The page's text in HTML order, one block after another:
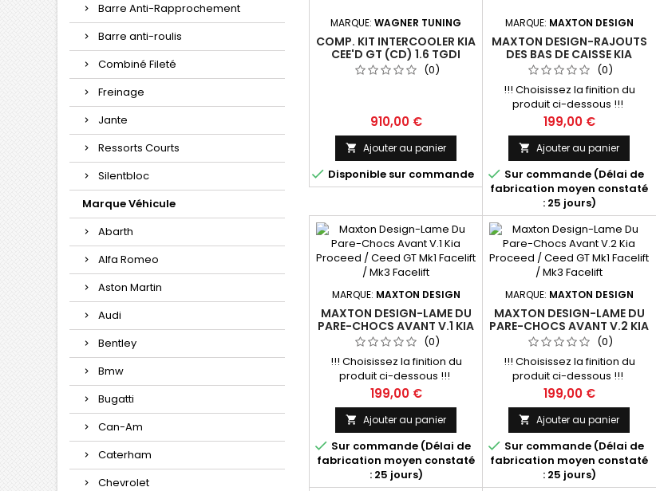
Barre Anti-Rapprochement
Barre anti-roulis
Combiné Fileté
Freinage
Jante
Ressorts Courts
Silentbloc
Marque Véhicule
Abarth
Alfa Romeo
Aston Martin
Audi
Bentley
Bmw
Bugatti
Can-Am
Caterham
Chevrolet
MARQUE:WAGNER TUNING
COMP. KIT INTERCOOLER KIA
CEE'D GT (CD) 1.6 TGDI
(0)
Prix
910,00 €
 Ajouter au panier
 Disponible sur commande
MARQUE: MAXTON DESIGN
MAXTON DESIGN-RAJOUTS
DES BAS DE CAISSE KIA
PROCEED / CEED GT MK1
FACELIFT / MK3 FACELIFT
(0)
!!! Choisissez la finition du
produit ci-dessous !!!
Prix
199,00 €
 Ajouter au panier
 Sur commande (Délai de
fabrication moyen constaté
: 25 jours)
MARQUE: MAXTON DESIGN
MAXTON DESIGN-LAME DU
PARE-CHOCS AVANT V.1 KIA
PROCEED / CEED GT MK1
FACELIFT / MK3 FACELIFT
(0)
!!! Choisissez la finition du
produit ci-dessous !!!
Prix
199,00 €
 Ajouter au panier
 Sur commande (Délai de
fabrication moyen constaté
: 25 jours)
MARQUE: MAXTON DESIGN
MAXTON DESIGN-LAME DU
PARE-CHOCS AVANT V.2 KIA
PROCEED / CEED GT MK1
FACELIFT / MK3 FACELIFT
(0)
!!! Choisissez la finition du
produit ci-dessous !!!
Prix
199,00 €
 Ajouter au panier
 Sur commande (Délai de
fabrication moyen constaté
: 25 jours)